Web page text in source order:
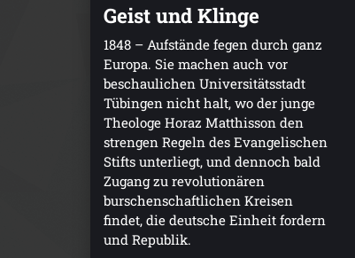
Geist und Klinge
1848 – Aufstände fegen durch ganz
Europa. Sie machen auch vor
beschaulichen Universitätsstadt
Tübingen nicht halt, wo der junge
Theologe Horaz Matthisson den
strengen Regeln des Evangelischen
Stifts unterliegt, und dennoch bald
Zugang zu revolutionären
burschenschaftlichen Kreisen
findet, die deutsche Einheit fordern
und Republik.